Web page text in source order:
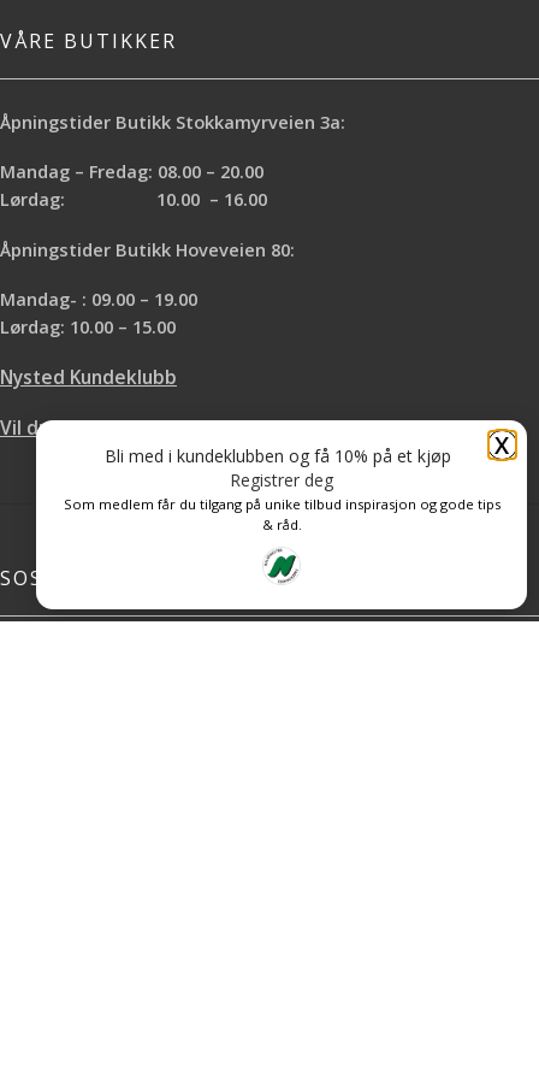
VÅRE BUTIKKER
Åpningstider Butikk Stokkamyrveien 3a:
Mandag – Fredag: 08.00 – 20.00
Lørdag: 10.00 – 16.00
Åpningstider Butikk Hoveveien 80:
Mandag- : 09.00 – 19.00
Lørdag: 10.00 – 15.00
Nysted Kundeklubb
Vil du leie hos oss?
SOSIALE MEDIER
X
Bli med i kundeklubben og få 10% på et kjøp
Registrer deg
Som medlem får du tilgang på unike tilbud inspirasjon og gode tips
& råd.